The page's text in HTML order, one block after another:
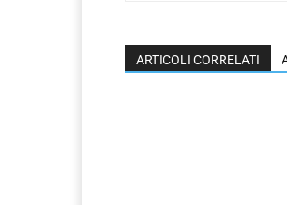
ARTICOLI CORRELATI